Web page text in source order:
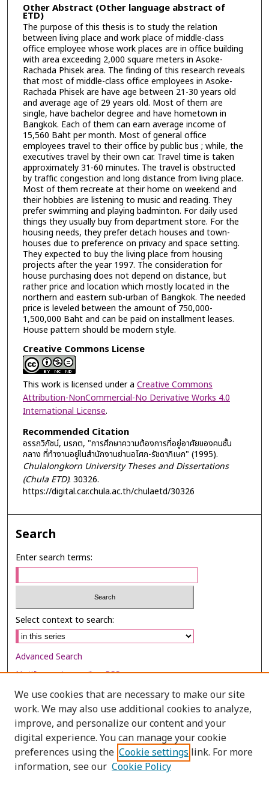
Other Abstract (Other language abstract of
ETD)
The purpose of this thesis is to study the relation
between living place and work place of middle-class
office employee whose work places are in office building
with area exceeding 2,000 square meters in Asoke-
Rachada Phisek area. The finding of this research reveals
that most of middle-class office employees in Asoke-
Rachada Phisek are have age between 21-30 years old
and average age of 29 years old. Most of them are
single, have bachelor degree and have hometown in
Bangkok. Each of them can earn average income of
15,560 Baht per month. Most of general office
employees travel to their office by public bus ; while, the
executives travel by their own car. Travel time is taken
approximately 31-60 minutes. The travel is obstructed
by traffic congestion and long distance from living place.
Most of them recreate at their home on weekend and
their hobbies are listening to music and reading. They
prefer swimming and playing badminton. For daily used
things they usually buy from department store. For the
housing needs, they prefer detach houses and town-
houses due to preference on privacy and space setting.
They expected to buy the living place from housing
projects after the year 1997. The consideration for
house purchasing does not depend on distance, but
rather price and location which mostly located in the
northern and eastern sub-urban of Bangkok. The needed
price is leveled between the amount of 750,000-
1,500,000 Baht and can be paid on installment leases.
House pattern should be modern style.
Creative Commons License
This work is licensed under a Creative Commons
Attribution-NonCommercial-No Derivative Works 4.0
International License.
Recommended Citation
อรรถวิภัชน์, มรกต, "การศึกษาความต้องการที่อยู่อาศัยของคนชั้น
กลาง ที่ทำงานอยู่ในสำนักงานย่านอโศก-รัชดาภิเษก" (1995).
Chulalongkorn University Theses and Dissertations
(Chula ETD). 30326.
https://digital.car.chula.ac.th/chulaetd/30326
Search
Enter search terms:
Select context to search:
Advanced Search
Notify me via email orRSS
Browse
Collections
Disciplines
Authors
We use cookies that are necessary to make our site
work. We may also use additional cookies to analyze,
improve, and personalize our content and your
digital experience. You can manage your cookie
preferences using the Cookie settings link. For more
information, see our Cookie Policy